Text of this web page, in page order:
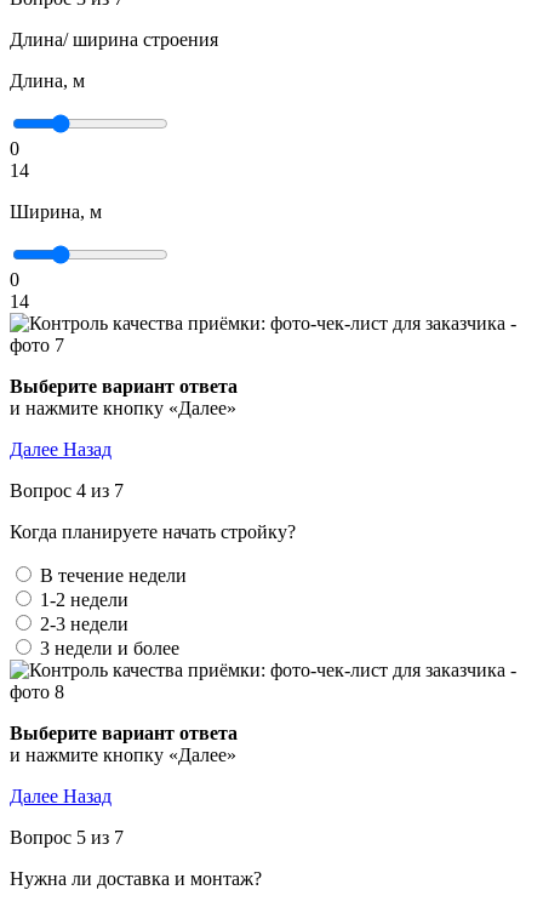
Длина/ ширина строения
Длина, м
0
14
Ширина, м
0
14
Выберите вариант ответа
и нажмите кнопку «Далее»
Далее Назад
Вопрос 4 из 7
Когда планируете начать стройку?
В течение недели
1-2 недели
2-3 недели
3 недели и более
Выберите вариант ответа
и нажмите кнопку «Далее»
Далее Назад
Вопрос 5 из 7
Нужна ли доставка и монтаж?